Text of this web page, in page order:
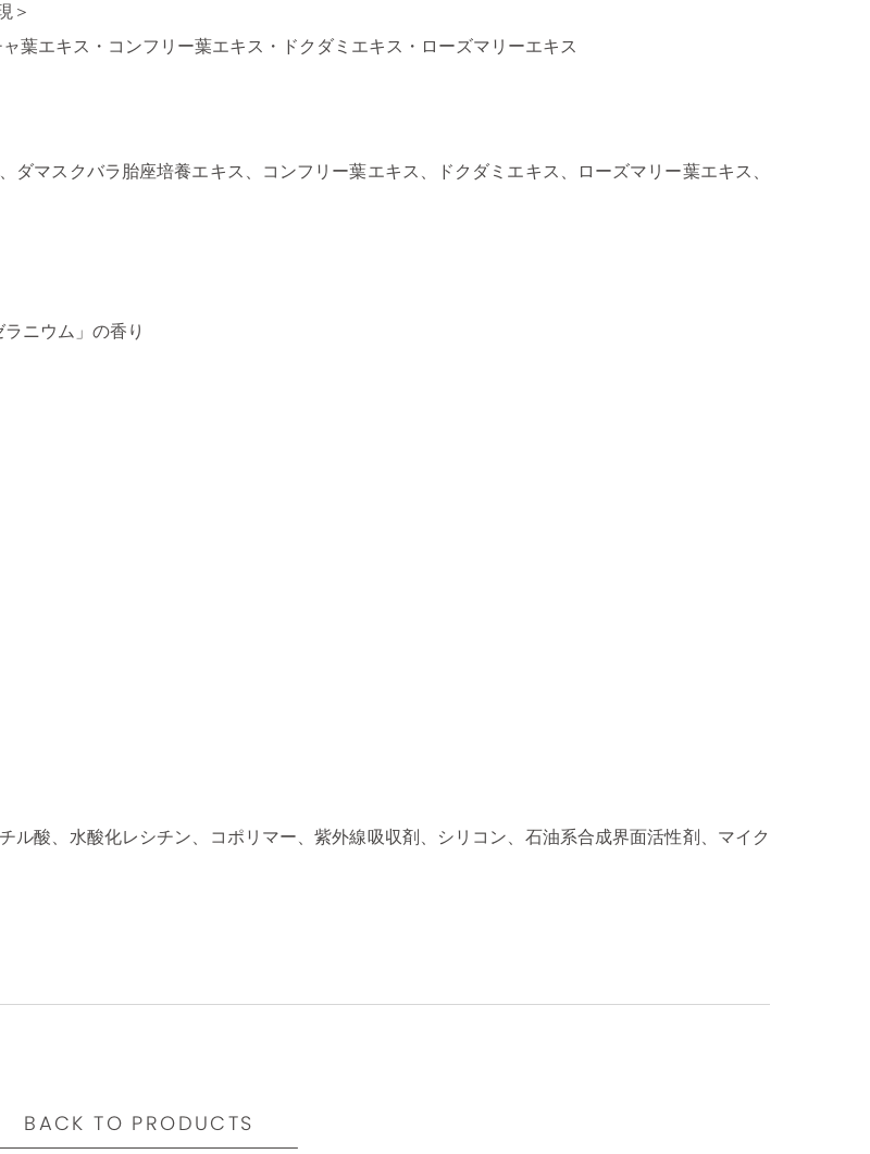
＞
葉エキス・コンフリー葉エキス・ドクダミエキス・ローズマリーエキス
マスクバラ胎座培養エキス、コンフリー葉エキス、ドクダミエキス、ローズマリー葉エキス、
ニウム」の香り
ル酸、水酸化レシチン、コポリマー、紫外線吸収剤、シリコン、石油系合成界面活性剤、マイク
BACK TO PRODUCTS